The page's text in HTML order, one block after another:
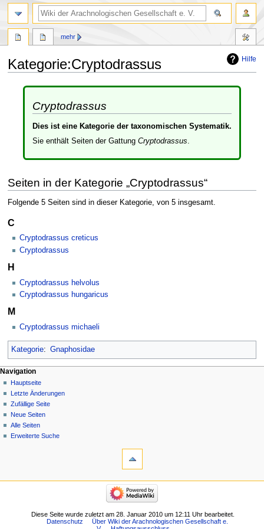
Hilfe
Kategorie:Cryptodrassus
springen
springenCryptodrassus
Dies ist eine Kategorie der taxonomischen Systematik.
Sie enthält Seiten der Gattung Cryptodrassus.
Seiten in der Kategorie „Cryptodrassus“
Folgende 5 Seiten sind in dieser Kategorie, von 5 insgesamt.
C
Cryptodrassus creticus
Cryptodrassus
H
Cryptodrassus helvolus
Cryptodrassus hungaricus
M
Cryptodrassus michaeli
Kategorie: Gnaphosidae
mehr
Navigation
Hauptseite
Letzte Änderungen
Zufällige Seite
Neue Seiten
Alle Seiten
Erweiterte Suche
Diese Seite wurde zuletzt am 28. Januar 2010 um 12:11 Uhr bearbeitet.
Datenschutz
Über Wiki der Arachnologischen Gesellschaft e.